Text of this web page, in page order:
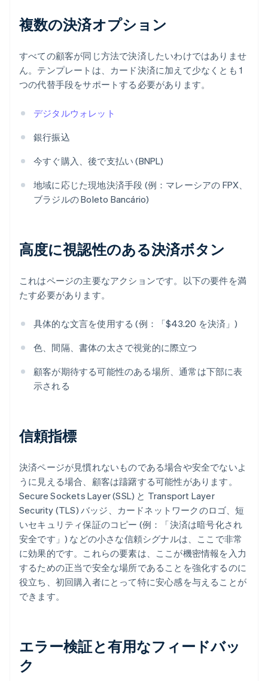
複数の決済オプション
すべての顧客が同じ方法で決済したいわけではありませ
ん。テンプレートは、カード決済に加えて少なくとも 1
つの代替手段をサポートする必要があります。
デジタルウォレット
銀行振込
今すぐ購入、後で支払い (BNPL)
地域に応じた現地決済手段 (例：マレーシアの FPX、
ブラジルの Boleto Bancário)
高度に視認性のある決済ボタン
これはページの主要なアクションです。以下の要件を満
たす必要があります。
具体的な文言を使用する (例：「$43.20 を決済」)
色、間隔、書体の太さで視覚的に際立つ
顧客が期待する可能性のある場所、通常は下部に表
示される
信頼指標
決済ページが見慣れないものである場合や安全でないよ
うに見える場合、顧客は躊躇する可能性があります。
Secure Sockets Layer (SSL) と Transport Layer
Security (TLS) バッジ、カードネットワークのロゴ、短
いセキュリティ保証のコピー (例：「決済は暗号化され
安全です」) などの小さな信頼シグナルは、ここで非常
に効果的です。これらの要素は、ここが機密情報を入力
するための正当で安全な場所であることを強化するのに
役立ち、初回購入者にとって特に安心感を与えることが
できます。
エラー検証と有用なフィードバッ
ク